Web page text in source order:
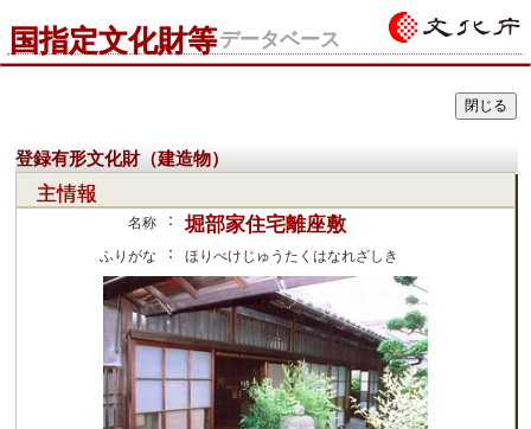
国指定文化財等データベース
登録有形文化財（建造物）
主情報
名称 ： 堀部家住宅離座敷
ふりがな ： ほりべけじゅうたくはなれざしき